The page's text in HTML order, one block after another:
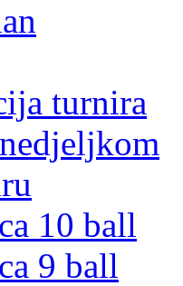
turnira
10 ball
9 ball